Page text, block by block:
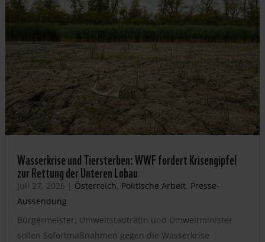
Wasserkrise und Tiersterben: WWF fordert Krisengipfel
zur Rettung der Unteren Lobau
Juli 27, 2026 | Österreich, Politische Arbeit, Presse-
Aussendung
Bürgermeister, Umweltstadträtin und Umweltminister
sollen Sofortmaßnahmen gegen die Wasserkrise